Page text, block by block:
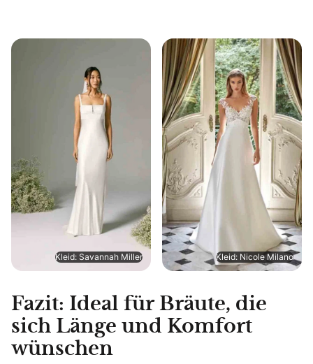
Kleid: Savannah Miller Kleid: Nicole Milano
Fazit: Ideal für Bräute, die
sich Länge und Komfort
wünschen